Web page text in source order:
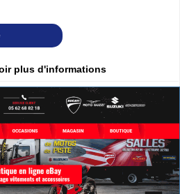
plus d'informations